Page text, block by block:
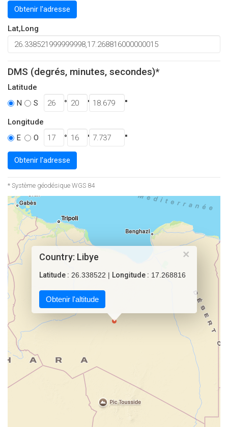
Obtenir l'adresse
Lat,Long
DMS (degrés, minutes, secondes)*
Latitude
N
S ° ' ''
Longitude
E
O ° ' ''
Obtenir l'adresse
* Système géodésique WGS 84
×
Country: Libye
Latitude : 26.338522 | Longitude : 17.268816
Obtenir l'altitude